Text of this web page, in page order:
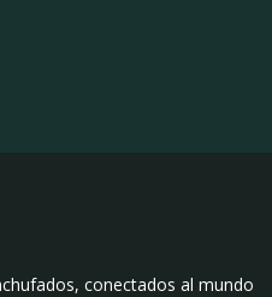
conectados al mundo